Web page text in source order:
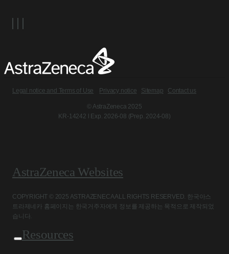
Legal notice and Terms of Use Privacy notice Sitemap Contact us
© AstraZeneca 2025
KR-14242 l Exp. 2026-08 (Prep. 2024-08)
AstraZeneca Websites
COPYRIGHT © 2025 ASTRAZENECA ALL RIGHTS RESERVED. 한국아스
트라제네카 홈페이지는 한국거주자에게 정보를 제공하는 목적으로 제작되었
습니다.
Resources